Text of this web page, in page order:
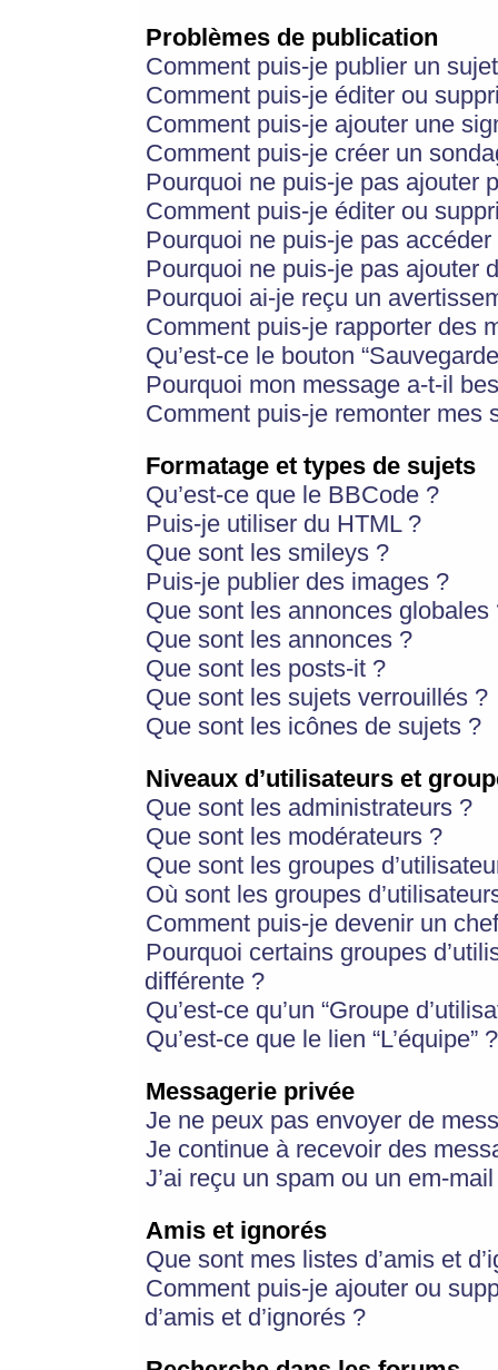
Problèmes de publication
Comment puis-je publier un
Comment puis-je éditer ou
Comment puis-je ajouter une
Comment puis-je créer un
Pourquoi ne puis-je pas ajouter
Comment puis-je éditer ou
Pourquoi ne puis-je pas
Pourquoi ne puis-je pas ajouter
Pourquoi ai-je reçu un
Comment puis-je rapporter des
Qu’est-ce le bouton
Pourquoi mon message a-t-il
Comment puis-je remonter mes
Formatage et types de sujets
Qu’est-ce que le BBCode ?
Puis-je utiliser du HTML ?
Que sont les smileys ?
Puis-je publier des images ?
Que sont les annonces globales
Que sont les annonces ?
Que sont les posts-it ?
Que sont les sujets verrouillés ?
Que sont les icônes de sujets ?
Niveaux d’utilisateurs et
Que sont les administrateurs ?
Que sont les modérateurs ?
Que sont les groupes
Où sont les groupes
Comment puis-je devenir un
Pourquoi certains groupes
différente ?
Qu’est-ce qu’un “Groupe
Qu’est-ce que le lien “L’équipe” ?
Messagerie privée
Je ne peux pas envoyer de
Je continue à recevoir des
J’ai reçu un spam ou un em-
Amis et ignorés
Que sont mes listes d’amis et
Comment puis-je ajouter ou
d’amis et d’ignorés ?